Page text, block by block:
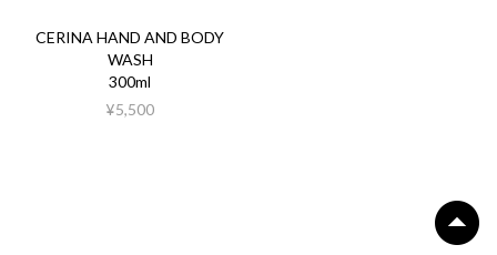
CERINA HAND AND BODY
WASH
300ml
¥5,500